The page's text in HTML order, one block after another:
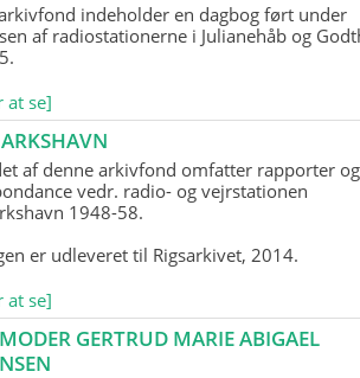
indeholder en dagbog ført under
af radiostationerne i Julianehåb og
at se]
af denne arkivfond omfatter rapporter og
vedr. radio- og vejrstationen
1948-58.
er udleveret til Rigsarkivet, 2014.
at se]
GERTRUD MARIE ABIGAEL